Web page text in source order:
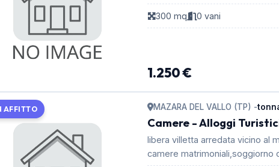
laterale e...
300 mq
0 vani
1.250 €
AFFITTO MAZARA DEL VALLO (TP) -
Camere - Alloggi
libera villetta arredata vicino al
camere matrimoniali,soggiorno